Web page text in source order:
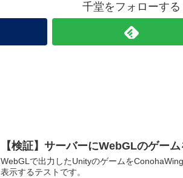
千堂をフォローする
【検証】サーバーにWebGLのゲー
WebGLで出力したUnityのゲームを
表示するテストです。